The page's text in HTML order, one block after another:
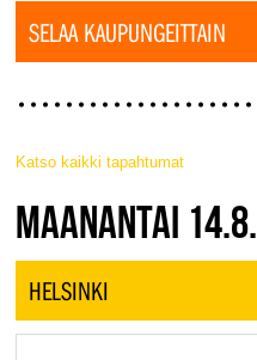
SELAA KAUPUNGEITTAIN
Katso kaikki tapahtumat
JAZZ FINLAND LIVE
MAANANTAI 14.8.
HELSINKI